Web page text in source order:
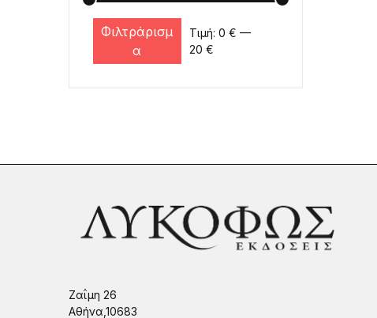
Ελάχιστη τιμή
Μέγιστη τιμή
Φιλτράρισμ
α
Τιμή: 0 € —
20 €
Ζαΐμη 26
Αθήνα,10683